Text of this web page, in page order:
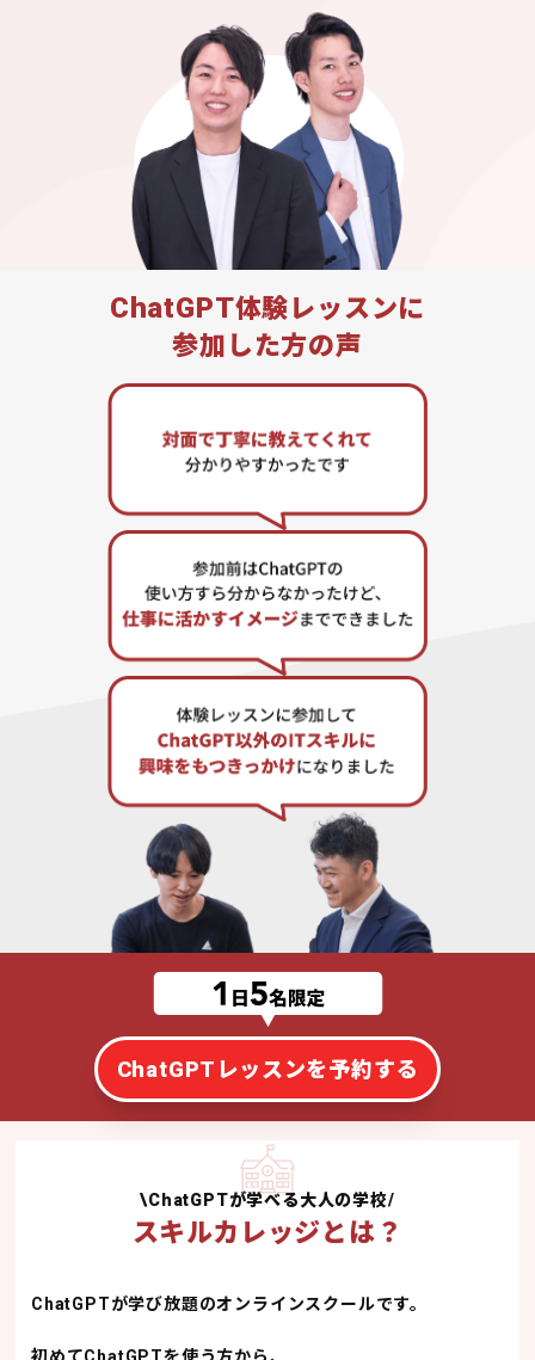
ChatGPT体験レッスンに
参加した方の声
ChatGPTレッスンを予約する
\ChatGPTが学べる大人の学校/
スキルカレッジとは？
ChatGPTが学び放題のオンラインスクールです。